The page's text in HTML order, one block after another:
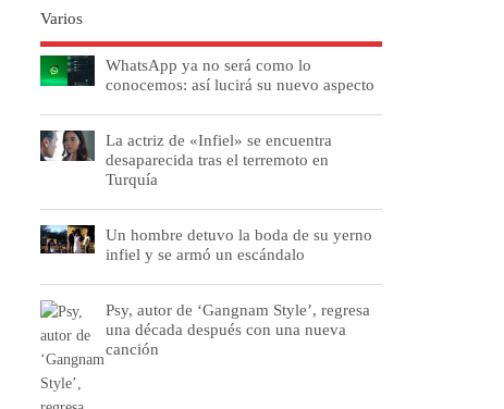
Varios
WhatsApp ya no será como lo
conocemos: así lucirá su nuevo aspecto
La actriz de «Infiel» se encuentra
desaparecida tras el terremoto en
Turquía
Un hombre detuvo la boda de su yerno
infiel y se armó un escándalo
Psy, autor de ‘Gangnam Style’, regresa
una década después con una nueva
canción